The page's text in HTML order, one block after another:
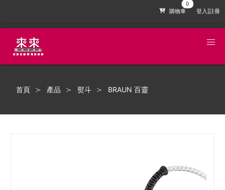
購物車 登入|註冊
首頁 產品 熨斗 BRAUN 百靈